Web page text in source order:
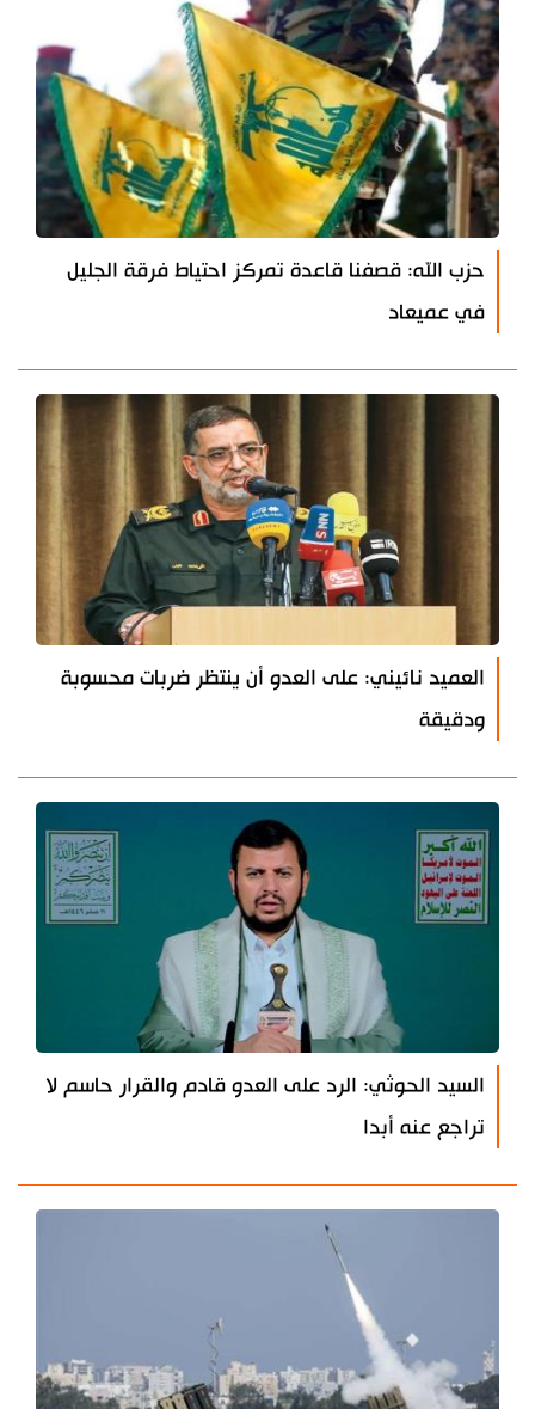
حزب الله: قصفنا قاعدة ‏تمركز احتياط فرقة الجليل
في عميعاد
العميد نائيني: على العدو أن ينتظر ضربات محسوبة
ودقيقة
السيد الحوثي: الرد على العدو قادم والقرار حاسم لا
تراجع عنه أبدا